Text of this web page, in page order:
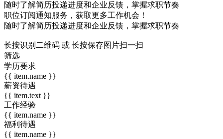
随时了解简历投递进度和企业反馈，掌握求职节奏
职位订阅通知服务，获取更多工作机会！
随时了解简历投递进度和企业反馈，掌握求职节奏
长按识别二维码 或 长按保存图片扫一扫
筛选
学历要求
{{ item.name }}
薪资待遇
{{ item.text }}
工作经验
{{ item.name }}
福利待遇
{{ item.name }}